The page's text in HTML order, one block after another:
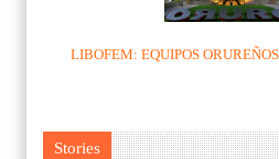
LIBOFEM: EQUIPOS
Stories